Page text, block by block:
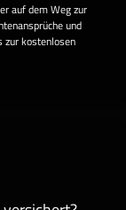
auf dem Weg zur
und
zur kostenlosen